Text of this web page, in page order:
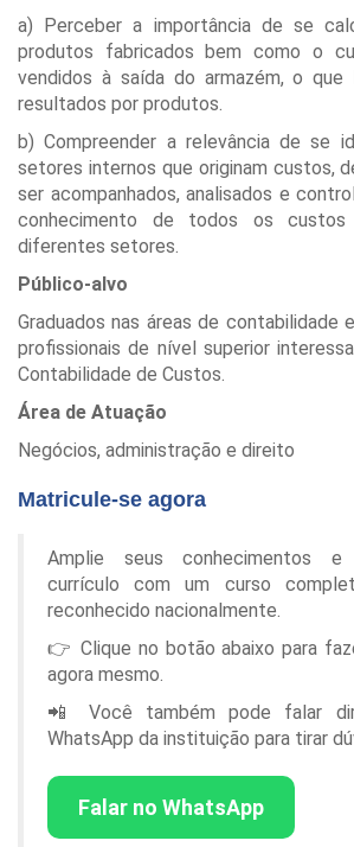
a) Perceber a importância de se
produtos fabricados bem como o
vendidos à saída do armazém, o que
resultados por produtos.
b) Compreender a relevância de se
setores internos que originam custos,
ser acompanhados, analisados e
conhecimento de todos os custos
diferentes setores.
Público-alvo
Graduados nas áreas de contabilidade
profissionais de nível superior
Contabilidade de Custos.
Área de Atuação
Negócios, administração e direito
Matricule-se agora
Amplie seus conhecimentos
currículo com um curso
reconhecido nacionalmente.
👉 Clique no botão abaixo para
agora mesmo.
📲 Você também pode falar
WhatsApp da instituição para tirar
Falar no WhatsApp